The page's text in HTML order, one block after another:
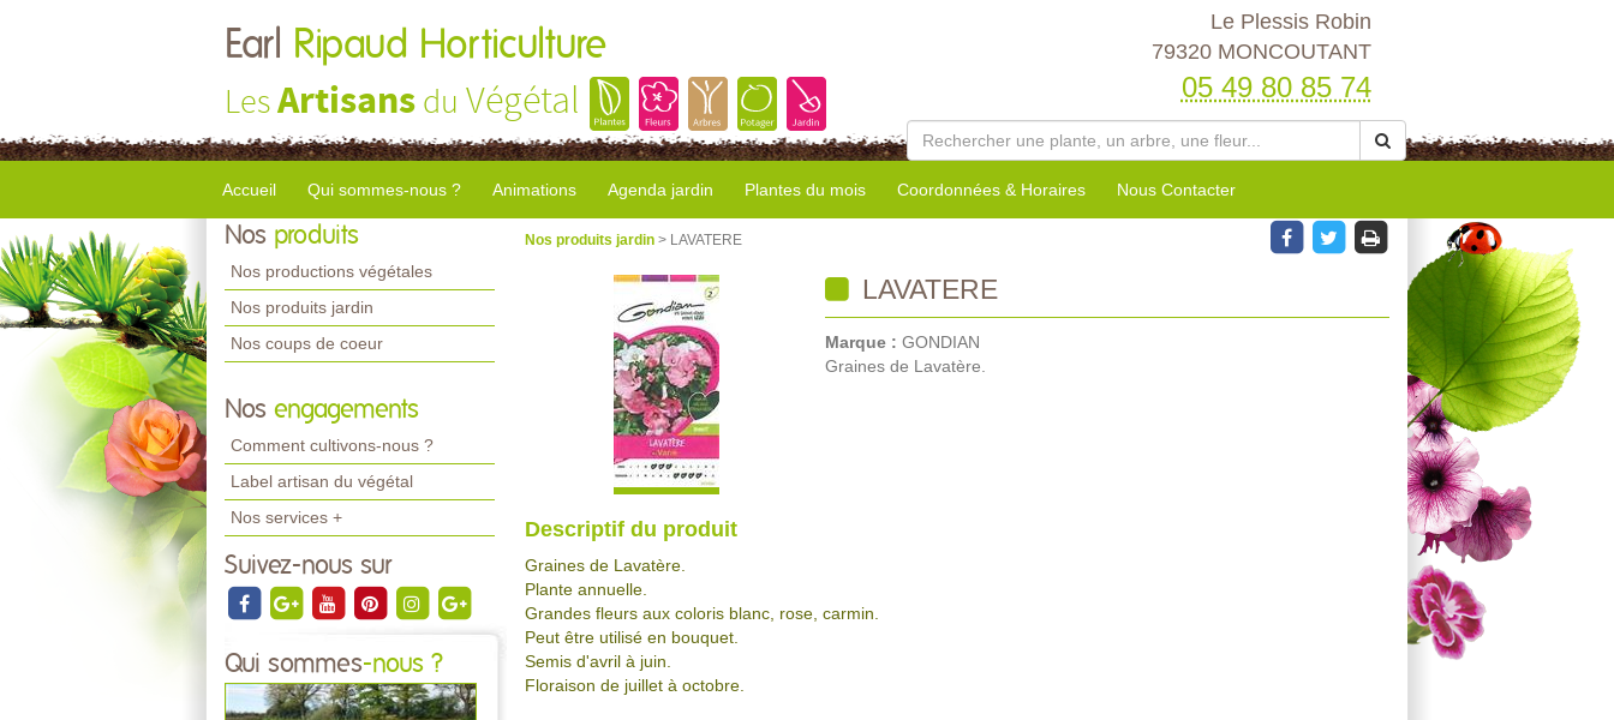
Earl Ripaud Horticulture
LesArtisans du Végétal
Le Plessis Robin
79320 MONCOUTANT
05 49 80 85 74
Accueil Qui sommes-nous ? Animations Agenda jardin Plantes du mois Coordonnées & Horaires Nous Contacter
Nos produits
Nos productions végétales
Nos produits jardin
Nos coups de coeur
Nos engagements
Comment cultivons-nous ?
Label artisan du végétal
Nos services +
Suivez-nous sur
Qui sommes-nous ?
Nos produits jardin > LAVATERE
LAVATERE
Marque : GONDIAN
Graines de Lavatère.
Descriptif du produit
Graines de Lavatère.
Plante annuelle.
Grandes fleurs aux coloris blanc, rose, carmin.
Peut être utilisé en bouquet.
Semis d'avril à juin.
Floraison de juillet à octobre.